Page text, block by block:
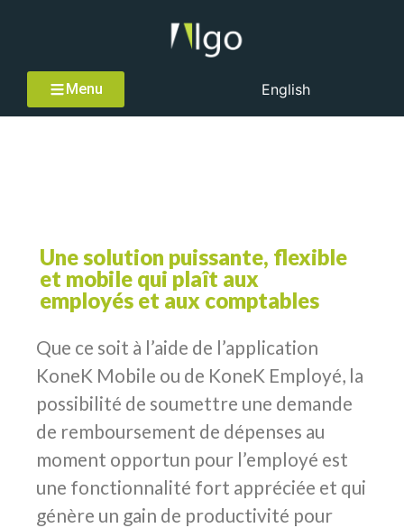
Menu English
Une solution puissante, flexible
et mobile qui plaît aux
employés et aux comptables
Que ce soit à l’aide de l’application
KoneK Mobile ou de KoneK Employé, la
possibilité de soumettre une demande
de remboursement de dépenses au
moment opportun pour l’employé est
une fonctionnalité fort appréciée et qui
génère un gain de productivité pour